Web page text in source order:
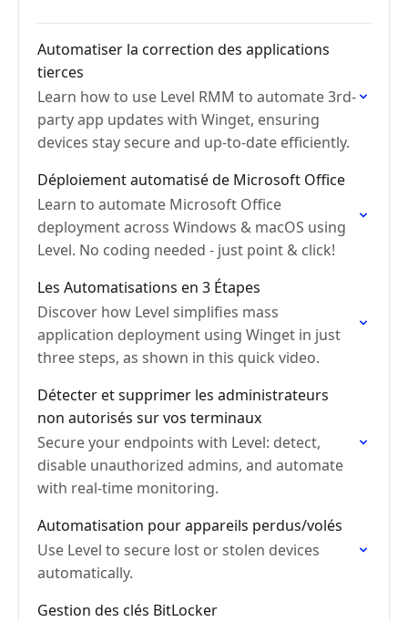
Automatiser la correction des applications
tierces
Learn how to use Level RMM to automate 3rd-
party app updates with Winget, ensuring
devices stay secure and up-to-date efficiently.
Déploiement automatisé de Microsoft Office
Learn to automate Microsoft Office
deployment across Windows & macOS using
Level. No coding needed - just point & click!
Les Automatisations en 3 Étapes
Discover how Level simplifies mass
application deployment using Winget in just
three steps, as shown in this quick video.
Détecter et supprimer les administrateurs
non autorisés sur vos terminaux
Secure your endpoints with Level: detect,
disable unauthorized admins, and automate
with real-time monitoring.
Automatisation pour appareils perdus/volés
Use Level to secure lost or stolen devices
automatically.
Gestion des clés BitLocker